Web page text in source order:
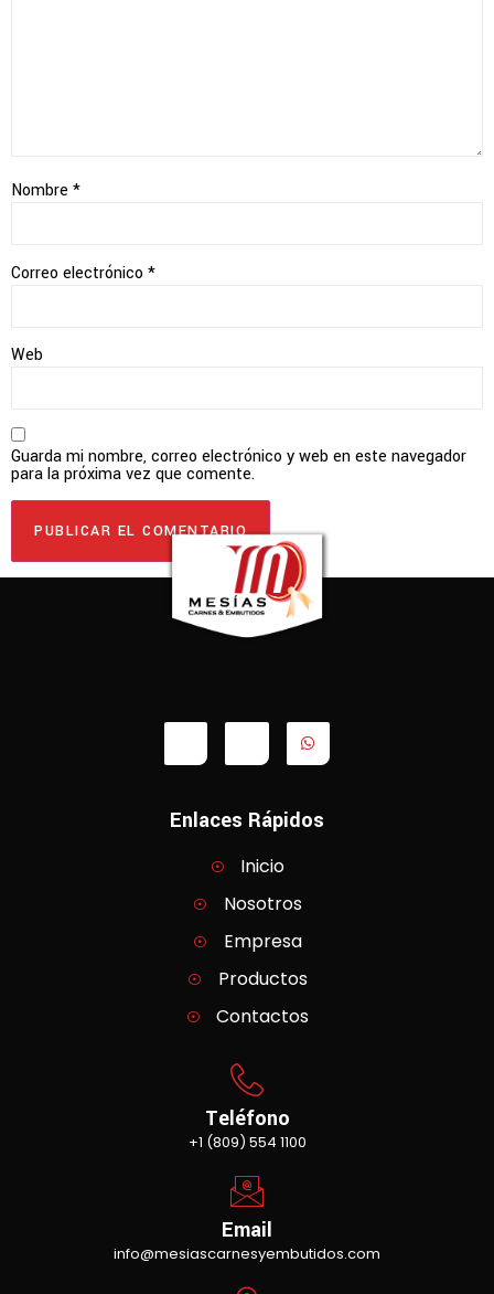
Nombre *
Correo electrónico *
Web
Guarda mi nombre, correo electrónico y web en este navegador
para la próxima vez que comente.
Enlaces Rápidos
Inicio
Nosotros
Empresa
Productos
Contactos
Teléfono
+1 (809) 554 1100
Email
info@mesiascarnesyembutidos.com